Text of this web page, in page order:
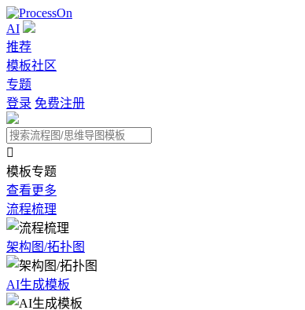
AI
推荐
模板社区
专题
登录 免费注册

模板专题
查看更多
流程梳理
架构图/拓扑图
AI生成模板